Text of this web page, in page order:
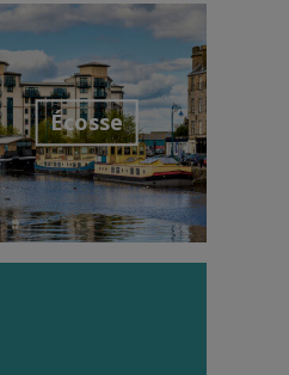
Écosse
la destination